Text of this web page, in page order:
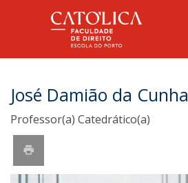
José Damião da Cunha
Professor(a) Catedrático(a)